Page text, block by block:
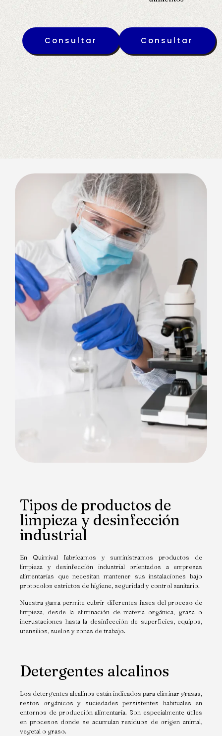
Consultar Consultar
Tipos de productos de
limpieza y desinfección
industrial
En Quimival fabricamos y suministramos productos de
limpieza y desinfección industrial orientados a empresas
alimentarias que necesitan mantener sus instalaciones bajo
protocolos estrictos de higiene, seguridad y control sanitario.
Nuestra gama permite cubrir diferentes fases del proceso de
limpieza, desde la eliminación de materia orgánica, grasa o
incrustaciones hasta la desinfección de superficies, equipos,
utensilios, suelos y zonas de trabajo.
Detergentes alcalinos
Los detergentes alcalinos están indicados para eliminar grasas,
restos orgánicos y suciedades persistentes habituales en
entornos de producción alimentaria. Son especialmente útiles
en procesos donde se acumulan residuos de origen animal,
vegetal o graso.